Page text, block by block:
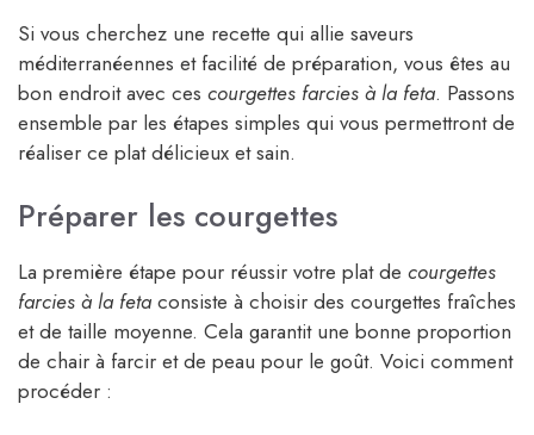
Si vous cherchez une recette qui allie saveurs
méditerranéennes et facilité de préparation, vous êtes au
bon endroit avec ces courgettes farcies à la feta. Passons
ensemble par les étapes simples qui vous permettront de
réaliser ce plat délicieux et sain.
Préparer les courgettes
La première étape pour réussir votre plat de courgettes
farcies à la feta consiste à choisir des courgettes fraîches
et de taille moyenne. Cela garantit une bonne proportion
de chair à farcir et de peau pour le goût. Voici comment
procéder :